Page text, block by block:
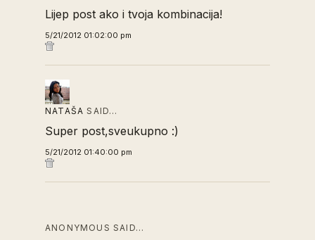
Lijep post ako i tvoja kombinacija!
5/21/2012 01:02:00 pm
NATAŠA SAID…
Super post,sveukupno :)
5/21/2012 01:40:00 pm
ANONYMOUS SAID…